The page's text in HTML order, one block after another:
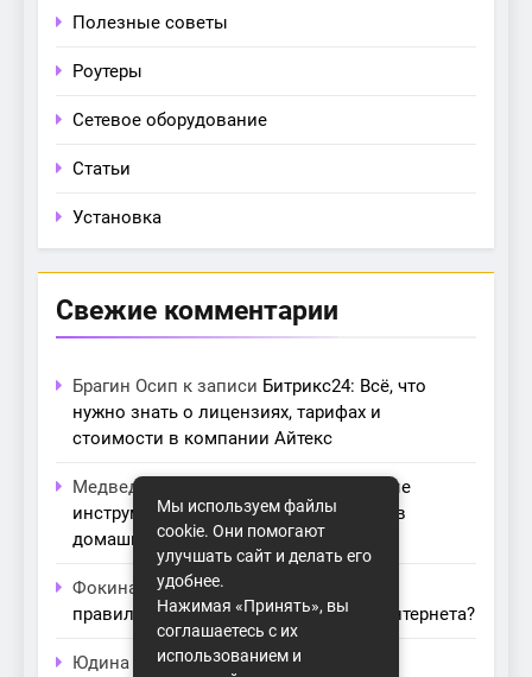
Полезные советы
Роутеры
Сетевое оборудование
Статьи
Установка
Свежие комментарии
Брагин Осип к записи Битрикс24: Всё, что
нужно знать о лицензиях, тарифах и
стоимости в компании Айтекс
Медведева Амалия
Основные
инструменты для создания серверов в
домашних условиях
Фокина Невак записи
правильный модем для домашнего интернета?
Юдина Ивонак записиПроблемы с
Мы используем файлы
cookie. Они помогают
улучшать сайт и делать его
удобнее.
Нажимая «Принять», вы
соглашаетесь с их
использованием и